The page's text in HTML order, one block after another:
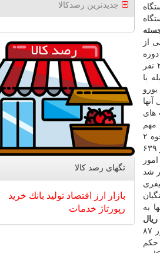
از
تحولی عنوان نمود و با اشاره به تشکیل هزار و ۱۶۹ فقره پرونده در حوزه جرایم ارزی از بازداشت ۴۴۵ نفر و صدور کیفرخواست برای ۲۲۵ نفر
با
صادرات، ۱ میلیارد و ۲۰۰ میلیون یورو
آنها
محدودیت های
مهم
دادسرای تهران را احقاق حق مالباختگان تعاونی های غیرمجاز بانکی عنوان نمود و اظهار داشت: رقمی بالغ بر ۲۳۷ هزار و ۱۶۰ میلیارد از وجوه ۲
میلیون و ۳۹۴ هزار و ۲۹۹ نفر سپرده گذار تعیین تکلیف و اصل سپرده ۹۹.۹ درصد آنها بازپرداخت شده و فقط تعیین تکلیف سپرده های هزار و ۶۳۹
امور
صادر شد
مورد هم به دادگاه کیفری
به
ریال
وی ادامه داد: با اقدامات دادستانی تهران، ۲۴۰ هزار میلیارد ریال از اموال بانک ها و نهادهای دولتی و همینطور ۸۷
آن بدون حکم
جدیدترین رصدکالا
تگهای رصد كالا
بازار ارز اقتصاد تولید بانك خرید
رپورتاژ خدمات